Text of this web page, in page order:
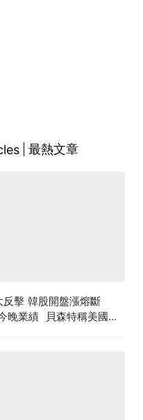
最熱文章
反擊 韓股開盤漲熔斷
晚業績 貝森特稱美國將